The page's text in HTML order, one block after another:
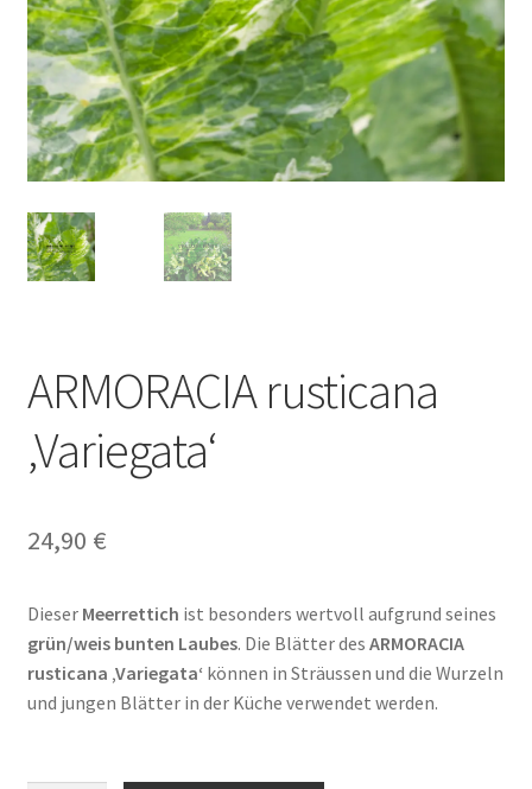
ARMORACIA rusticana
‚Variegata‘
24,90 €
Dieser Meerrettich ist besonders wertvoll aufgrund seines
grün/weis bunten Laubes. Die Blätter des ARMORACIA
rusticana ‚Variegata‘ können in Sträussen und die Wurzeln
und jungen Blätter in der Küche verwendet werden.